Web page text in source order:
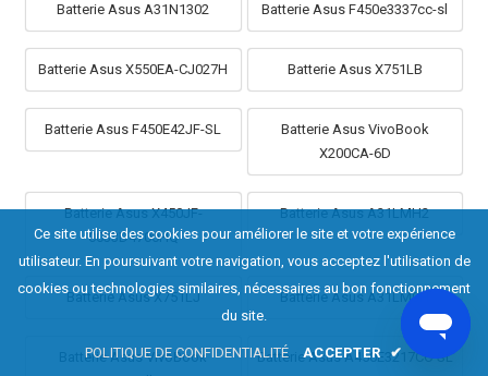
Batterie Asus A31N1302 Batterie Asus F450e3337cc-sl
Batterie Asus X550EA-CJ027H Batterie Asus X751LB
Batterie Asus F450E42JF-SL
Batterie Asus VivoBook
X200CA-6D
Batterie Asus X450JF-
0033D4700HQ
Batterie Asus A31LMH2
Batterie Asus X751LJ Batterie Asus A31LM9H
Batterie Asus VivoBook
Batterie Asus A450E3217CC-SL
Ce site utilise des cookies pour améliorer le site et votre expérience
utilisateur. En poursuivant votre navigation, vous acceptez l'utilisation de
cookies ou technologies similaires, nécessaires au bon fonctionnement
du site.
POLITIQUE DE CONFIDENTIALITÉ ACCEPTER ✔